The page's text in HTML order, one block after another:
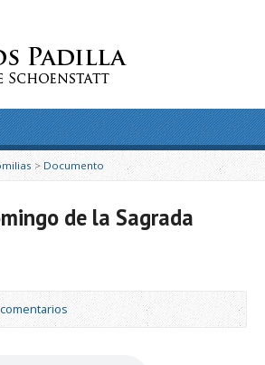
>Documento
de la Sagrada